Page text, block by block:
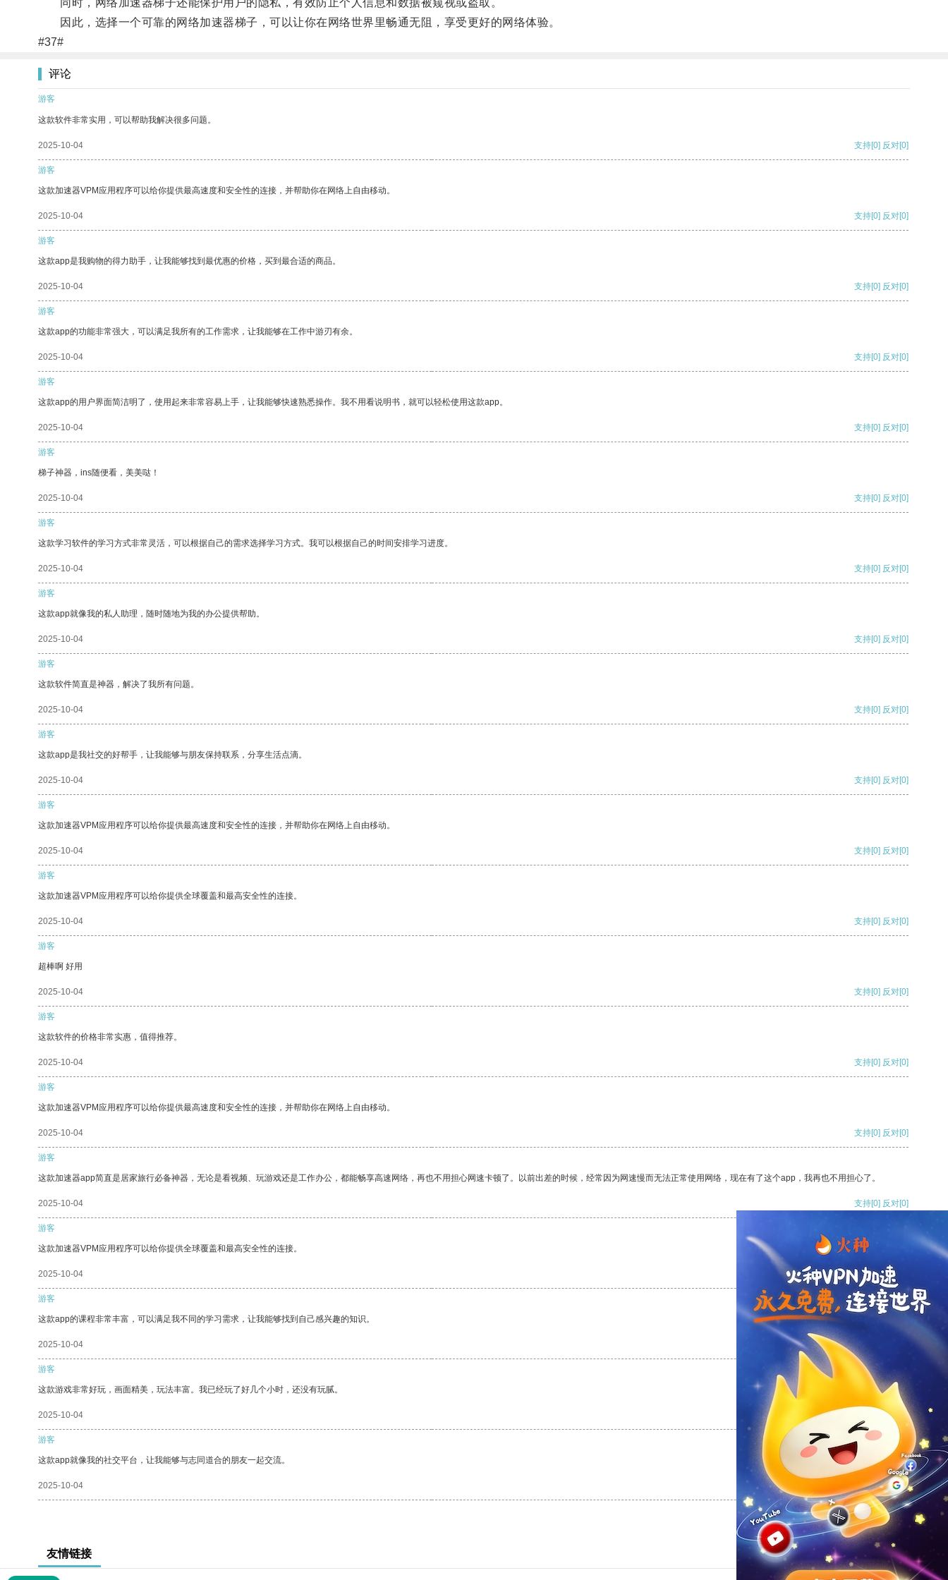
同时，网络加速器梯子还能保护用户的隐私，有效防止个人信息和数据被窥视或盗取。
因此，选择一个可靠的网络加速器梯子，可以让你在网络世界里畅通无阻，享受更好的网络体验。
#37#
评论
游客
这款软件非常实用，可以帮助我解决很多问题。
2025-10-04 支持[0] 反对[0]
游客
这款加速器VPM应用程序可以给你提供最高速度和安全性的连接，并帮助你在网络上自由移动。
2025-10-04 支持[0] 反对[0]
游客
这款app是我购物的得力助手，让我能够找到最优惠的价格，买到最合适的商品。
2025-10-04 支持[0] 反对[0]
游客
这款app的功能非常强大，可以满足我所有的工作需求，让我能够在工作中游刃有余。
2025-10-04 支持[0] 反对[0]
游客
这款app的用户界面简洁明了，使用起来非常容易上手，让我能够快速熟悉操作。我不用看说明书，就可以轻松使用这款app。
2025-10-04 支持[0] 反对[0]
游客
梯子神器，ins随便看，美美哒！
2025-10-04 支持[0] 反对[0]
游客
这款学习软件的学习方式非常灵活，可以根据自己的需求选择学习方式。我可以根据自己的时间安排学习进度。
2025-10-04 支持[0] 反对[0]
游客
这款app就像我的私人助理，随时随地为我的办公提供帮助。
2025-10-04 支持[0] 反对[0]
游客
这款软件简直是神器，解决了我所有问题。
2025-10-04 支持[0] 反对[0]
游客
这款app是我社交的好帮手，让我能够与朋友保持联系，分享生活点滴。
2025-10-04 支持[0] 反对[0]
游客
这款加速器VPM应用程序可以给你提供最高速度和安全性的连接，并帮助你在网络上自由移动。
2025-10-04 支持[0] 反对[0]
游客
这款加速器VPM应用程序可以给你提供全球覆盖和最高安全性的连接。
2025-10-04 支持[0] 反对[0]
游客
超棒啊 好用
2025-10-04 支持[0] 反对[0]
游客
这款软件的价格非常实惠，值得推荐。
2025-10-04 支持[0] 反对[0]
游客
这款加速器VPM应用程序可以给你提供最高速度和安全性的连接，并帮助你在网络上自由移动。
2025-10-04 支持[0] 反对[0]
游客
这款加速器app简直是居家旅行必备神器，无论是看视频、玩游戏还是工作办公，都能畅享高速网络，再也不用担心网速卡顿了。以前出差的时候，经常因为网速慢而无法正常使用网络，现在有了这个app，我再也不用担心了。
2025-10-04 支持[0] 反对[0]
游客
这款加速器VPM应用程序可以给你提供全球覆盖和最高安全性的连接。
2025-10-04 支持[0] 反对
游客
这款app的课程非常丰富，可以满足我不同的学习需求，让我能够找到自己感兴趣的知识。
2025-10-04 支持
游客
这款游戏非常好玩，画面精美，玩法丰富。我已经玩了好几个小时，还没有玩腻。
2025-10-04 反对 [0]
游客
这款app就像我的社交平台，让我能够与志同道合的朋友一起交流。
2025-10-04 支持[0] 反对[0]
友情链接